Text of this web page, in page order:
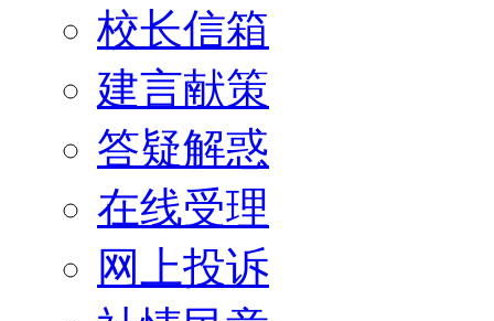
校长信箱
建言献策
答疑解惑
在线受理
网上投诉